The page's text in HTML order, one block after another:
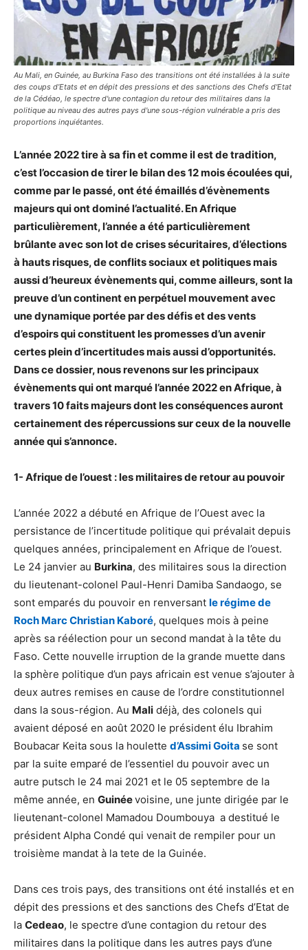
Au Mali, en Guinée, au Burkina Faso des transitions ont été installées à la suite
des coups d’Etats et en dépit des pressions et des sanctions des Chefs d'Etat
de la Cédéao, le spectre d'une contagion du retour des militaires dans la
politique au niveau des autres pays d'une sous-région vulnérable a pris des
proportions inquiétantes.
L’année 2022 tire à sa fin et comme il est de tradition,
c’est l’occasion de tirer le bilan des 12 mois écoulées qui,
comme par le passé, ont été émaillés d’évènements
majeurs qui ont dominé l’actualité. En Afrique
particulièrement, l’année a été particulièrement
brûlante avec son lot de crises sécuritaires, d’élections
à hauts risques, de conflits sociaux et politiques mais
aussi d’heureux évènements qui, comme ailleurs, sont la
preuve d’un continent en perpétuel mouvement avec
une dynamique portée par des défis et des vents
d’espoirs qui constituent les promesses d’un avenir
certes plein d’incertitudes mais aussi d’opportunités.
Dans ce dossier, nous revenons sur les principaux
évènements qui ont marqué l’année 2022 en Afrique, à
travers 10 faits majeurs dont les conséquences auront
certainement des répercussions sur ceux de la nouvelle
année qui s’annonce.
1- Afrique de l’ouest : les militaires de retour au pouvoir
L’année 2022 a débuté en Afrique de l’Ouest avec la
persistance de l’incertitude politique qui prévalait depuis
quelques années, principalement en Afrique de l’ouest.
Le 24 janvier au Burkina, des militaires sous la direction
du lieutenant-colonel Paul-Henri Damiba Sandaogo, se
sont emparés du pouvoir en renversant le régime de
Roch Marc Christian Kaboré, quelques mois à peine
après sa réélection pour un second mandat à la tête du
Faso. Cette nouvelle irruption de la grande muette dans
la sphère politique d’un pays africain est venue s’ajouter à
deux autres remises en cause de l’ordre constitutionnel
dans la sous-région. Au Mali déjà, des colonels qui
avaient déposé en août 2020 le président élu Ibrahim
Boubacar Keita sous la houlette d’Assimi Goita se sont
par la suite emparé de l’essentiel du pouvoir avec un
autre putsch le 24 mai 2021 et le 05 septembre de la
même année, en Guinéevoisine, une junte dirigée par le
lieutenant-colonel Mamadou Doumbouya a destitué le
président Alpha Condé qui venait de rempiler pour un
troisième mandat à la tete de la Guinée.
Dans ces trois pays, des transitions ont été installés et en
dépit des pressions et des sanctions des Chefs d’Etat de
la Cedeao, le spectre d’une contagion du retour des
militaires dans la politique dans les autres pays d’une